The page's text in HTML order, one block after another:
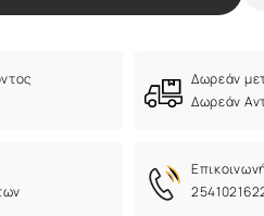
Δωρεάν
Δωρεάν